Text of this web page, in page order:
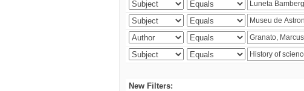
New Filters: